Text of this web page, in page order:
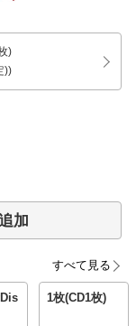
)
))
加
すべて見る
1枚(CD1枚)